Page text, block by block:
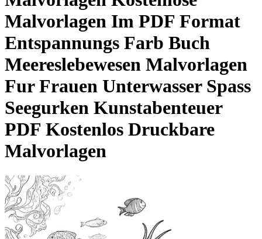
Malvorlagen Im PDF Format
Entspannungs Farb Buch
Meereslebewesen Malvorlagen
Fur Frauen Unterwasser Spass
Seegurken Kunstabenteuer
PDF Kostenlos Druckbare
Malvorlagen